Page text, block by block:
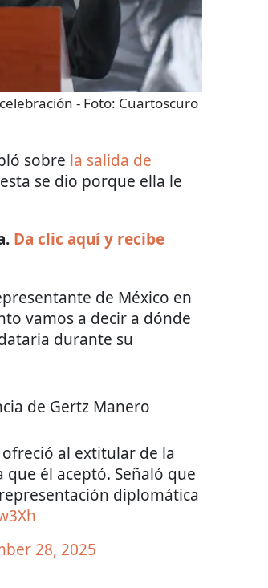
- Foto: Cuartoscuro
sobre la salida de
se dio porque ella le
Da clic aquí y recibe
de México en
vamos a decir a dónde
durante su
de Gertz Manero
al extitular de la
él aceptó. Señaló que
diplomática
28, 2025